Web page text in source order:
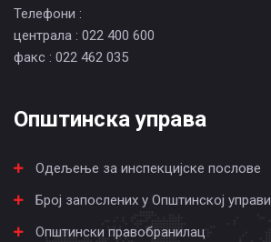
Телефони :
централа : 022 400 600
факс : 022 462 035
Општинска управа
Одељење за инспекцијске послове
Број запослених у Општинској управи
Општински правобранилац